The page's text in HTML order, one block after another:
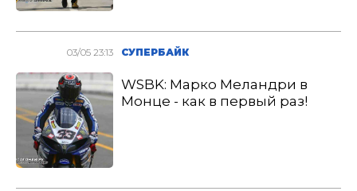
03/05 23:13 СУПЕРБАЙК
WSBK: Марко Меландри в
Монце - как в первый раз!